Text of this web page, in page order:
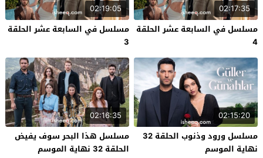
02:17:35
مسلسل في السابعة عشر الحلقة
4
02:19:05
مسلسل في السابعة عشر الحلقة
3
02:15:20
مسلسل ورود وذنوب الحلقة 32
نهاية الموسم
02:16:35
مسلسل هذا البحر سوف يفيض
الحلقة 32 نهاية الموسم